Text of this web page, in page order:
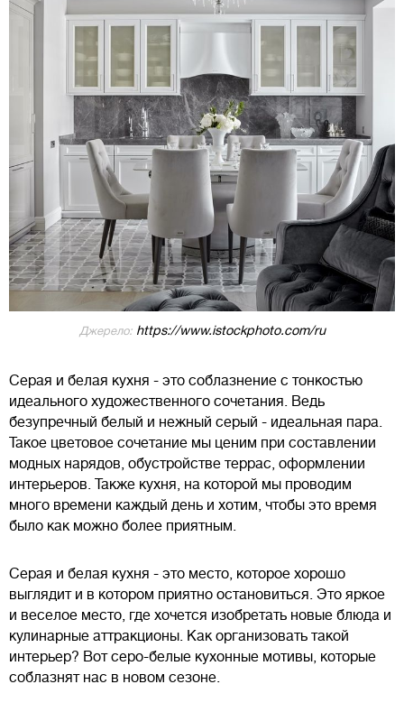
Джерело:https://www.istockphoto.com/ru
Серая и белая кухня - это соблазнение с тонкостью
идеального художественного сочетания. Ведь
безупречный белый и нежный серый - идеальная пара.
Такое цветовое сочетание мы ценим при составлении
модных нарядов, обустройстве террас, оформлении
интерьеров. Также кухня, на которой мы проводим
много времени каждый день и хотим, чтобы это время
было как можно более приятным.
Серая и белая кухня - это место, которое хорошо
выглядит и в котором приятно остановиться. Это яркое
и веселое место, где хочется изобретать новые блюда и
кулинарные аттракционы. Как организовать такой
интерьер? Вот серо-белые кухонные мотивы, которые
соблазнят нас в новом сезоне.